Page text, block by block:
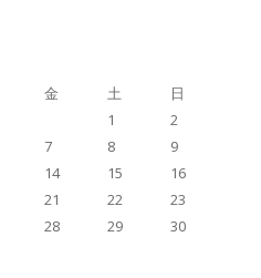
金 土 日
1
2
7 8
9
14 15
16
21 22
23
28 29
30